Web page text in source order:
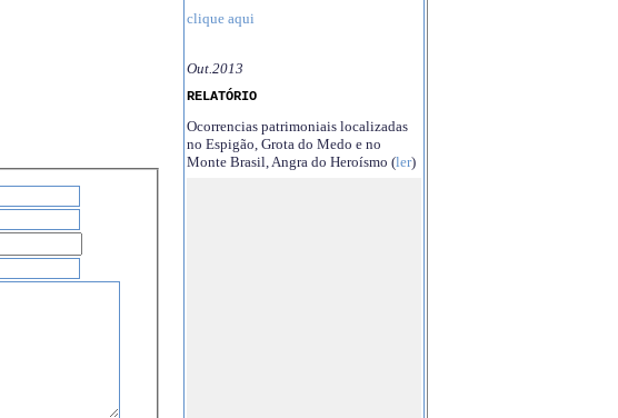
clique aqui
Out.2013
RELATÓRIO
Ocorrencias patrimoniais localizadas
no Espigão, Grota do Medo e no
Monte Brasil, Angra do Heroísmo (ler)